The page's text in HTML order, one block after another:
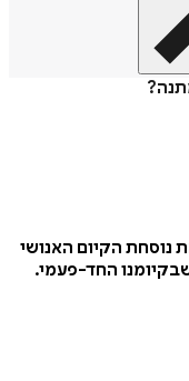
נוסחת הקיום האנושי
החד-פעמי.